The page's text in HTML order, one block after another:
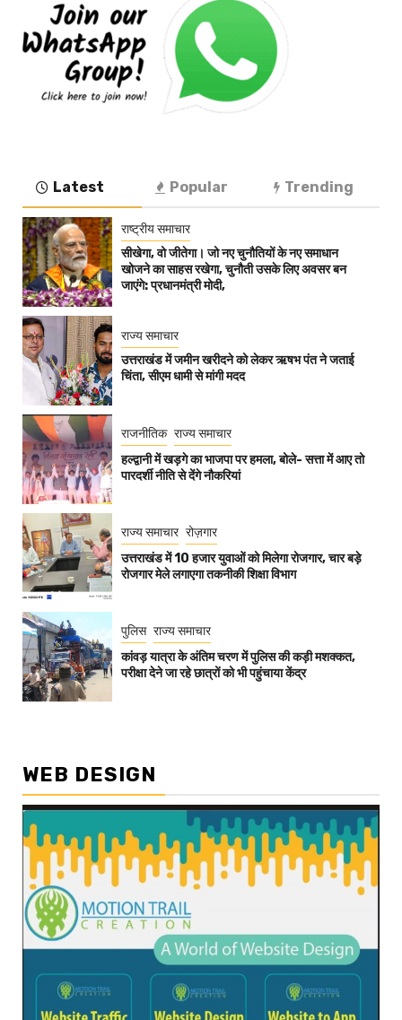
Latest Popular Trending
राष्ट्रीय समाचार
सीखेगा, वो जीतेगा। जो नए चुनौतियों के नए समाधान
खोजने का साहस रखेगा, चुनौती उसके लिए अवसर बन
जाएंगे: प्रधानमंत्री मोदी,
राज्य समाचार
उत्तराखंड में जमीन खरीदने को लेकर ऋषभ पंत ने जताई
चिंता, सीएम धामी से मांगी मदद
राजनीतिक राज्य समाचार
हल्द्वानी में खड़गे का भाजपा पर हमला, बोले- सत्ता में आए तो
पारदर्शी नीति से देंगे नौकरियां
राज्य समाचार रोज़गार
उत्तराखंड में 10 हजार युवाओं को मिलेगा रोजगार, चार बड़े
रोजगार मेले लगाएगा तकनीकी शिक्षा विभाग
पुलिस राज्य समाचार
कांवड़ यात्रा के अंतिम चरण में पुलिस की कड़ी मशक्कत,
परीक्षा देने जा रहे छात्रों को भी पहुंचाया केंद्र
WEB DESIGN